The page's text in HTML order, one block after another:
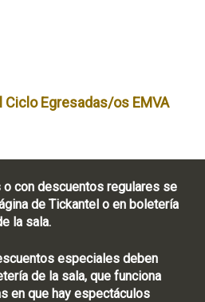
Egresadas/os EMVA
o con descuentos regulares se
de Tickantel o en boletería
la sala.
especiales deben
de la sala, que funciona
en que hay espectáculos